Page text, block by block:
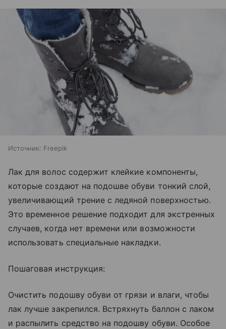
Источник: Freepik
Лак для волос содержит клейкие компоненты,
которые создают на подошве обуви тонкий слой,
увеличивающий трение с ледяной поверхностью.
Это временное решение подходит для экстренных
случаев, когда нет времени или возможности
использовать специальные накладки.
Пошаговая инструкция:
Очистить подошву обуви от грязи и влаги, чтобы
лак лучше закрепился. Встряхнуть баллон с лаком
и распылить средство на подошву обуви. Особое